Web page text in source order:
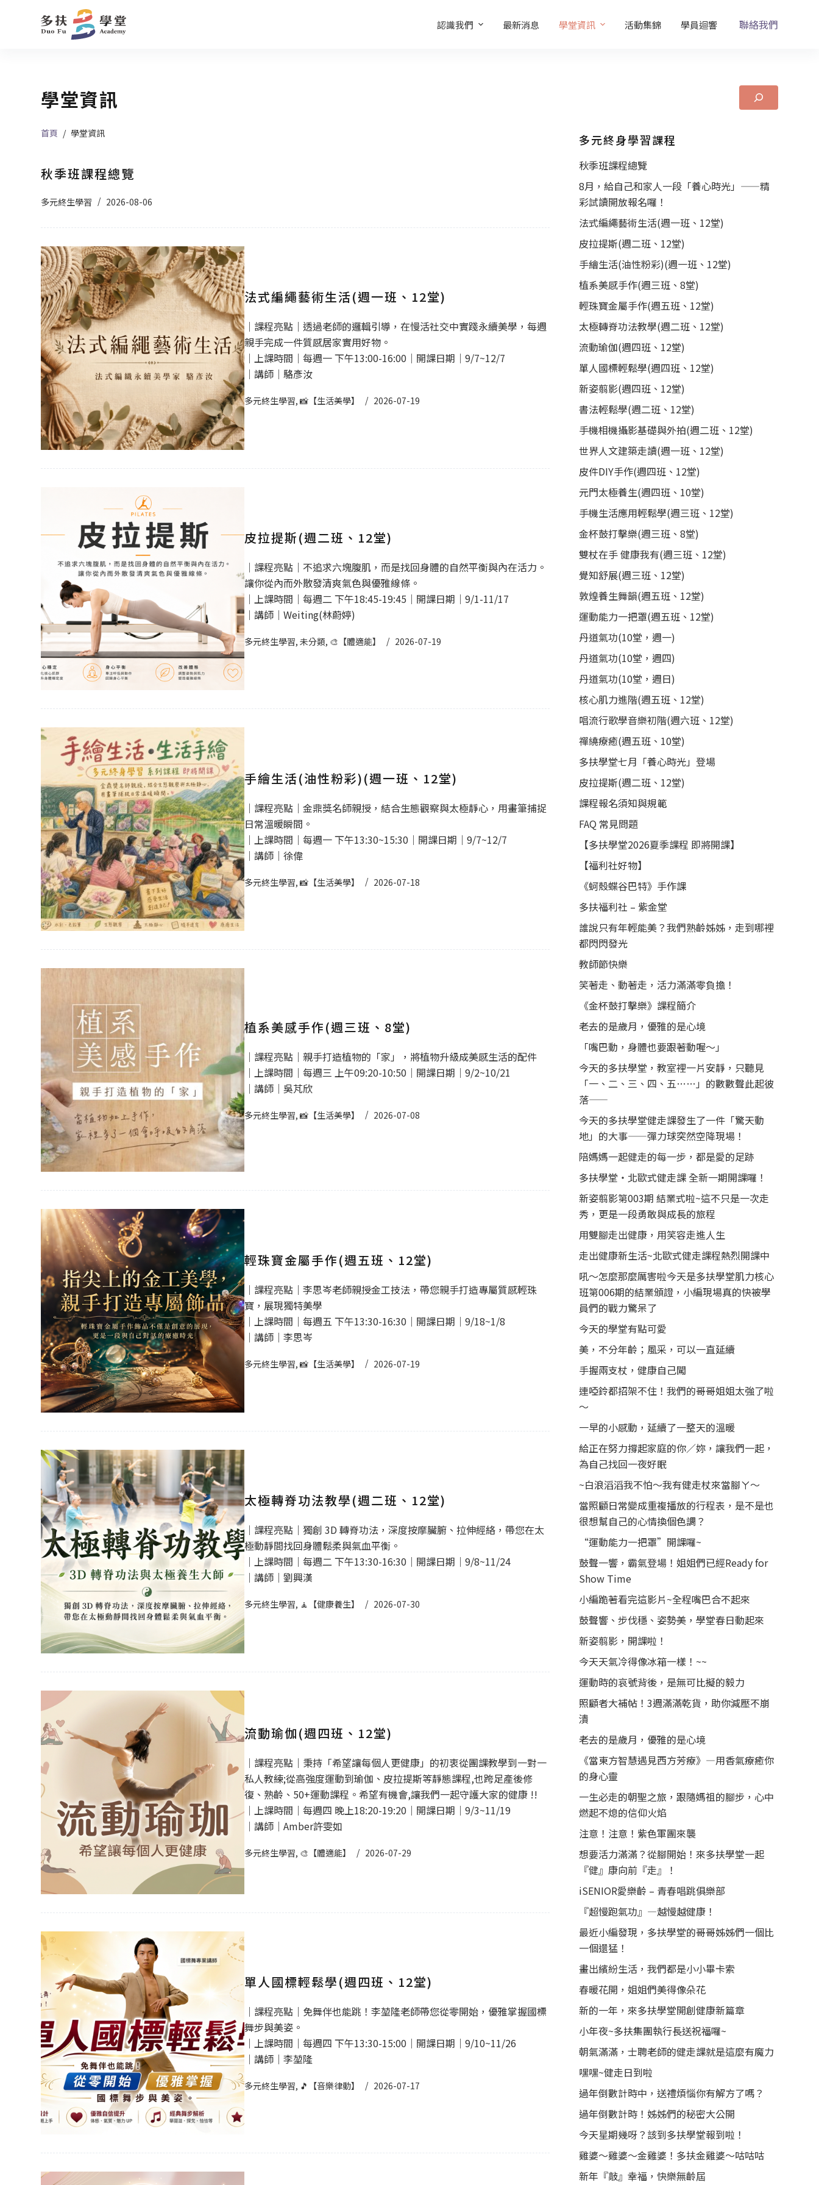
認識我們 最新消息 學堂資訊 活動集錦 學員迴響 聯絡我們
學堂資訊
首頁 / 學堂資訊
秋季班課程總覽
多元終生學習 2026-08-06
法式編繩藝術生活(週一班、12堂)
｜課程亮點｜透過老師的邏輯引導，在慢活社交中實踐永續美學，每週
親手完成一件質感居家實用好物。
｜上課時間｜每週一 下午13:00-16:00｜開課日期｜9/7~12/7
｜講師｜駱彥汝
多元終生學習,📸【生活美學】 2026-07-19
皮拉提斯(週二班、12堂)
｜課程亮點｜不追求六塊腹肌，而是找回身體的自然平衡與內在活力。
讓你從內而外散發清爽氣色與優雅線條。
｜上課時間｜每週二 下午18:45-19:45｜開課日期｜9/1-11/17
｜講師｜Weiting(林蔚婷)
多元終生學習,未分類, 🎨【體適能】 2026-07-19
手繪生活(油性粉彩)(週一班、12堂)
｜課程亮點｜金鼎獎名師親授，結合生態觀察與太極靜心，用畫筆捕捉
日常溫暖瞬間。
｜上課時間｜每週一 下午13:30~15:30｜開課日期｜9/7~12/7
｜講師｜徐偉
多元終生學習,📸【生活美學】 2026-07-18
植系美感手作(週三班、8堂)
｜課程亮點｜親手打造植物的「家」，將植物升級成美感生活的配件
｜上課時間｜每週三 上午09:20-10:50｜開課日期｜9/2~10/21
｜講師｜吳芃欣
多元終生學習,📸【生活美學】 2026-07-08
輕珠寶金屬手作(週五班、12堂)
｜課程亮點｜李思岑老師親授金工技法，帶您親手打造專屬質感輕珠
寶，展現獨特美學
｜上課時間｜每週五 下午13:30-16:30｜開課日期｜9/18~1/8
｜講師｜李思岑
多元終生學習,📸【生活美學】 2026-07-19
太極轉脊功法教學(週二班、12堂)
｜課程亮點｜獨創 3D 轉脊功法，深度按摩臟腑、拉伸經絡，帶您在太
極動靜間找回身體鬆柔與氣血平衡。
｜上課時間｜每週二 下午13:30-16:30｜開課日期｜9/8~11/24
｜講師｜劉興漢
多元終生學習, 🧘【健康養生】 2026-07-30
流動瑜伽(週四班、12堂)
｜課程亮點｜秉持「希望讓每個人更健康」的初衷從團課教學到一對一
私人教練;從高強度運動到瑜伽、皮拉提斯等靜態課程,也跨足產後修
復、熟齡、50+運動課程。希望有機會,讓我們一起守護大家的健康 !!
｜上課時間｜每週四 晚上18:20-19:20｜開課日期｜9/3~11/19
｜講師｜Amber許雯如
多元終生學習, 🎨【體適能】 2026-07-29
單人國標輕鬆學(週四班、12堂)
｜課程亮點｜免舞伴也能跳！李堃隆老師帶您從零開始，優雅掌握國標
舞步與美姿。
｜上課時間｜每週四 下午13:30-15:00｜開課日期｜9/10~11/26
｜講師｜李堃隆
多元終生學習, 🎵【音樂律動】 2026-07-17
多元終身學習課程
秋季班課程總覽
8月，給自己和家人一段「養心時光」——精
彩試讀開放報名囉！
法式編繩藝術生活(週一班、12堂)
皮拉提斯(週二班、12堂)
手繪生活(油性粉彩)(週一班、12堂)
植系美感手作(週三班、8堂)
輕珠寶金屬手作(週五班、12堂)
太極轉脊功法教學(週二班、12堂)
流動瑜伽(週四班、12堂)
單人國標輕鬆學(週四班、12堂)
新姿翦影(週四班、12堂)
書法輕鬆學(週二班、12堂)
手機相機攝影基礎與外拍(週二班、12堂)
世界人文建築走讀(週一班、12堂)
皮件DIY手作(週四班、12堂)
元門太極養生(週四班、10堂)
手機生活應用輕鬆學(週三班、12堂)
金杯鼓打擊樂(週三班、8堂)
雙杖在手 健康我有(週三班、12堂)
覺知舒展(週三班、12堂)
敦煌養生舞韻(週五班、12堂)
運動能力一把罩(週五班、12堂)
丹道氣功(10堂，週一)
丹道氣功(10堂，週四)
丹道氣功(10堂，週日)
核心肌力進階(週五班、12堂)
唱流行歌學音樂初階(週六班、12堂)
禪繞療癒(週五班、10堂)
多扶學堂七月「養心時光」登場
皮拉提斯(週二班、12堂)
課程報名須知與規範
FAQ 常見問題
【多扶學堂2026夏季課程 即將開課】
【福利社好物】
《蚵殼蝶谷巴特》手作課
多扶福利社 – 紫金堂
誰說只有年輕能美？我們熟齡姊姊，走到哪裡
都閃閃發光
教師節快樂
笑著走、動著走，活力滿滿零負擔！
《金杯鼓打擊樂》課程簡介
老去的是歲月，優雅的是心境
「嘴巴動，身體也要跟著動喔～」
今天的多扶學堂，教室裡一片安靜，只聽見
「一、二、三、四、五……」的數數聲此起彼
落——
今天的多扶學堂健走課發生了一件「驚天動
地」的大事——彈力球突然空降現場！
陪媽媽一起健走的每一步，都是愛的足跡
多扶學堂・北歐式健走課 全新一期開課囉！
新姿翦影第003期 結業式啦~這不只是一次走
秀，更是一段勇敢與成長的旅程
用雙腳走出健康，用笑容走進人生
走出健康新生活~北歐式健走課程熱烈開課中
吼～怎麼那麼厲害啦今天是多扶學堂肌力核心
班第006期的結業頒證，小編現場真的快被學
員們的戰力驚呆了
今天的學堂有點可愛
美，不分年齡；風采，可以一直延續
手握兩支杖，健康自己闖
連啞鈴都招架不住！我們的哥哥姐姐太強了啦
～
一早的小感動，延續了一整天的溫暖
給正在努力撐起家庭的你／妳，讓我們一起，
為自己找回一夜好眠
~白浪滔滔我不怕～我有健走杖來當腳ㄚ～
當照顧日常變成重複播放的行程表，是不是也
很想幫自己的心情換個色調？
“運動能力一把罩”開課囉~
鼓聲一響，霸氣登場！姐姐們已經Ready for
Show Time
小編跪著看完這影片~全程嘴巴合不起來
鼓聲響、步伐穩、姿勢美，學堂春日動起來
新姿翦影，開課啦！
今天天氣冷得像冰箱一樣！~~
運動時的哀號背後，是無可比擬的毅力
照顧者大補帖！3週滿滿乾貨，助你減壓不崩
潰
老去的是歲月，優雅的是心境
《當東方智慧遇見西方芳療》—用香氣療癒你
的身心靈
一生必走的朝聖之旅，跟隨媽祖的腳步，心中
燃起不熄的信仰火焰
注意！注意！紫色軍團來襲
想要活力滿滿？從腳開始！來多扶學堂一起
『健』康向前『走』！
iSENIOR愛樂齡 – 青春唱跳俱樂部
『超慢跑氣功』—越慢越健康！
最近小編發現，多扶學堂的哥哥姊姊們一個比
一個還猛！
畫出繽紛生活，我們都是小小畢卡索
春暖花開，姐姐們美得像朵花
新的一年，來多扶學堂開創健康新篇章
小年夜~多扶集團執行長送祝福囉~
朝氣滿滿，士聘老師的健走課就是這麼有魔力
嘿嘿~健走日到啦
過年倒數計時中，送禮煩惱你有解方了嗎？
過年倒數計時！姊姊們的秘密大公開
今天星期幾呀？該到多扶學堂報到啦！
雞婆～雞婆～金雞婆！多扶金雞婆～咕咕咕
新年『敲』幸福，快樂無齡屆